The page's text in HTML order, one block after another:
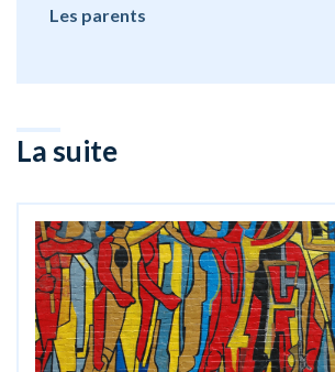
Les parents
La suite